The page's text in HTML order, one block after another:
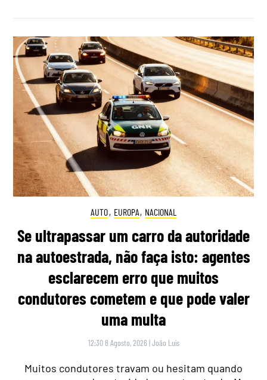
AUTO, EUROPA, NACIONAL
Se ultrapassar um carro da autoridade
na autoestrada, não faça isto: agentes
esclarecem erro que muitos
condutores cometem e que pode valer
uma multa
12:30 8 Agosto, 2026 |João Luís
Muitos condutores travam ou hesitam quando